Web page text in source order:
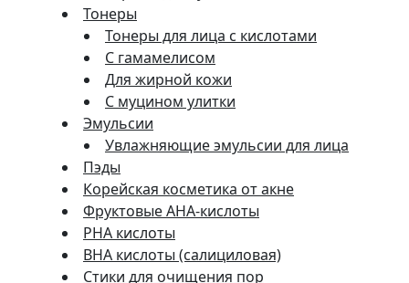
Тонеры
Тонеры для лица с кислотами
С гамамелисом
Для жирной кожи
С муцином улитки
Эмульсии
Увлажняющие эмульсии для лица
Пэды
Корейская косметика от акне
Фруктовые AHA-кислоты
PHA кислоты
BHA кислоты (салициловая)
Стики для очищения пор